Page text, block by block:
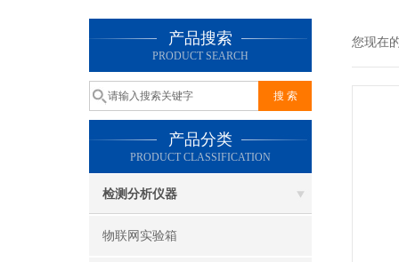
产品搜索
PRODUCT SEARCH
产品分类
PRODUCT CLASSIFICATION
检测分析仪器
物联网实验箱
您现在